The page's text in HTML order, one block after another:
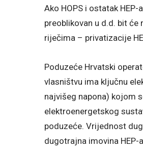
Ako HOPS i ostatak
preoblikovan u d.d. bit će
riječima – privatizacije
Poduzeće Hrvatski
vlasništvu ima ključnu
najvišeg napona) kojom
elektroenergetskog
poduzeće. Vrijednost
dugotrajna imovina